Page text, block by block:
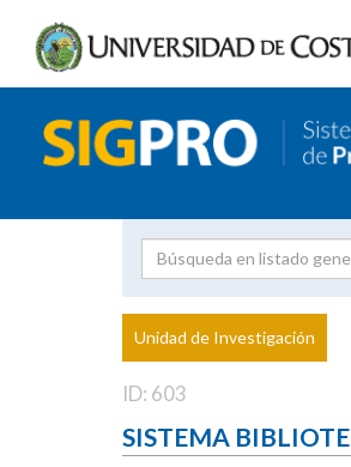
Proyecto
Unidad de Investigación
ID: 603
SISTEMA